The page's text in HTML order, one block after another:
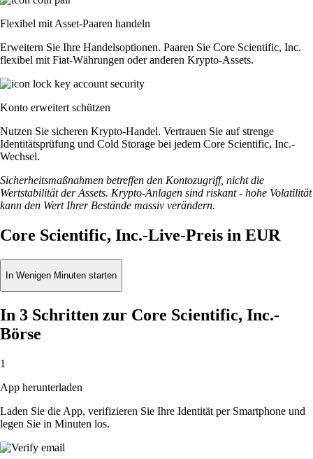
Flexibel mit Asset-Paaren handeln
Erweitern Sie Ihre Handelsoptionen. Paaren Sie Core Scientific, Inc.
flexibel mit Fiat-Währungen oder anderen Krypto-Assets.
Konto erweitert schützen
Nutzen Sie sicheren Krypto-Handel. Vertrauen Sie auf strenge
Identitätsprüfung und Cold Storage bei jedem Core Scientific, Inc.-
Wechsel.
Sicherheitsmaßnahmen betreffen den Kontozugriff, nicht die
Wertstabilität der Assets. Krypto-Anlagen sind riskant - hohe Volatilität
kann den Wert Ihrer Bestände massiv verändern.
Core Scientific, Inc.-Live-Preis in EUR
In Wenigen Minuten starten
In 3 Schritten zur Core Scientific, Inc.-
Börse
1
App herunterladen
Laden Sie die App, verifizieren Sie Ihre Identität per Smartphone und
legen Sie in Minuten los.